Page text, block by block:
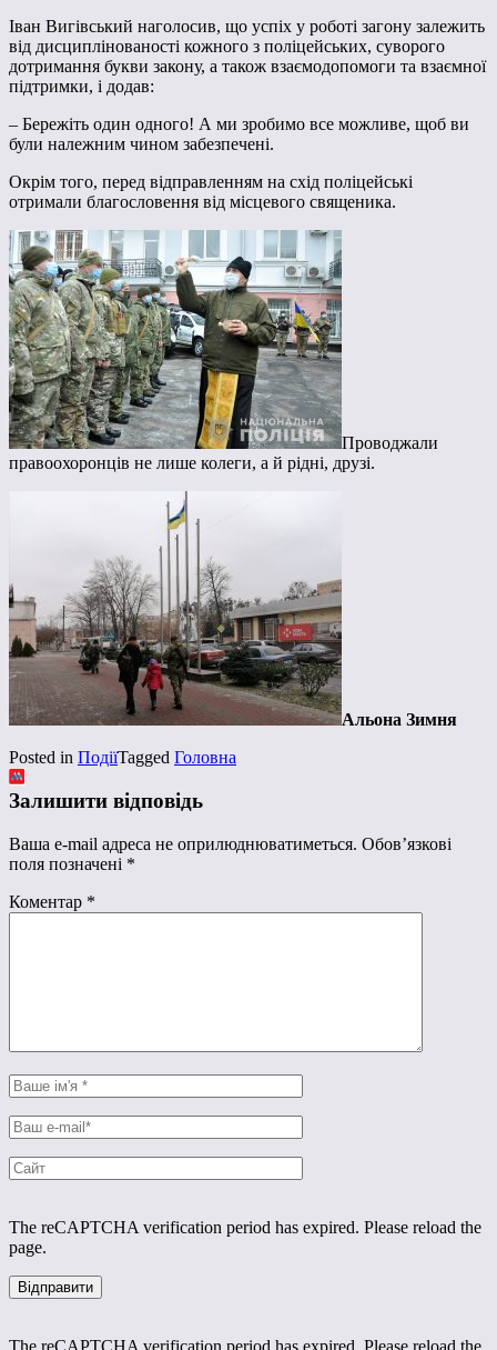
Іван Вигівський наголосив, що успіх у роботі загону залежить
від дисциплінованості кожного з поліцейських, суворого
дотримання букви закону, а також взаємодопомоги та взаємної
підтримки, і додав:
– Бережіть один одного! А ми зробимо все можливе, щоб ви
були належним чином забезпечені.
Окрім того, перед відправленням на схід поліцейські
отримали благословення від місцевого священика.
Проводжали
правоохоронців не лише колеги, а й рідні, друзі.
Альона Зимня
Posted in ПодіїTagged Головна
Залишити відповідь
Ваша e-mail адреса не оприлюднюватиметься. Обов’язкові
поля позначені *
Коментар *
The reCAPTCHA verification period has expired. Please reload the
page.
The reCAPTCHA verification period has expired. Please reload the